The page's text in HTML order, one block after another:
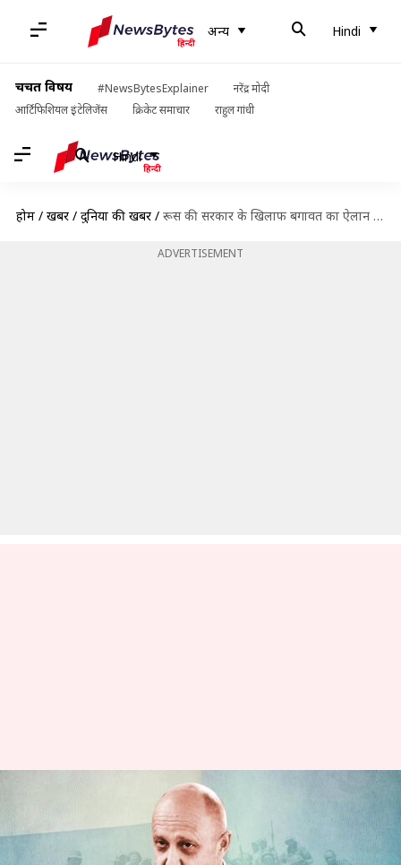
अन्य Hindi
चर्चित विषय #NewsBytesExplainer
नरेंद्र मोदी
आर्टिफिशियल इंटेलिजेंस
क्रिकेट समाचार राहुल गांधी
Hindi
होम / खबरें / दुनिया की खबरें / रूस की सरकार के खिलाफ बगावत का ऐलान करने वाले येवगेनी प्रिगोजिन कौन हैं?
ADVERTISEMENT
रूस की सरकार के खिलाफ बगावत का
ऐलान करने वाले येवगेनी प्रिगोजिन
कौन हैं?